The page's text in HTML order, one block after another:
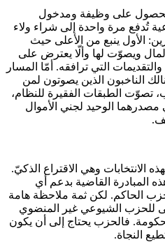
الحصول على وظيفة ومدخول
تُدفع مرة واحدة إلى شراء ولاء
الأول ينبع من الأعلى حيث
ويصوّت لها وألّا يعترض على
التي ترافقه. أمّا المسار
الناخبون الذين يصوتون لمن
تصوّت الطبقات الفقيرة للنظام،
الوحيد لجني الأموال
الانتخابات وهي الاقتراع الذكيّ.
المبادرة القاضية بدعم أي
الحاكم. لكن ثمة ملاحظة هامة
للحزب الشيوعي غير المنضوي
فالحزب يحتاج إلى أن يكون
النجاة.